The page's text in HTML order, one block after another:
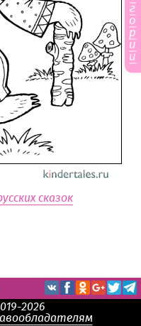
сказок
г
о
р
и
и
2026